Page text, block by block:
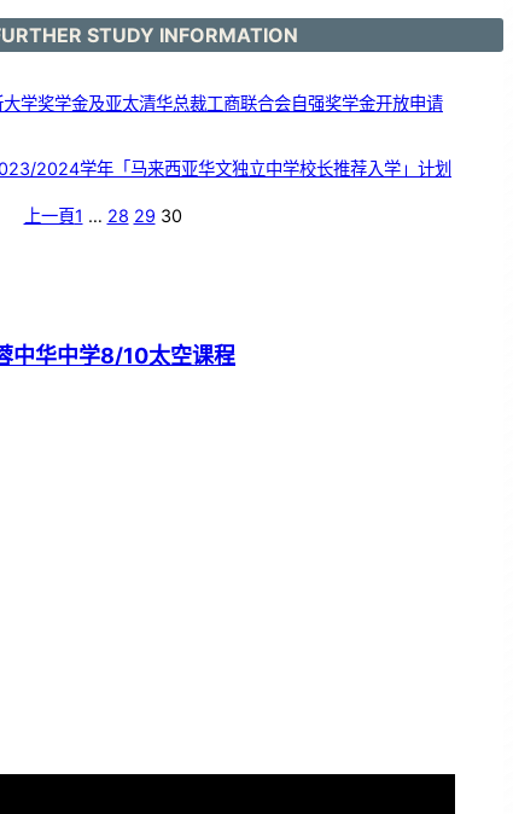
STUDY INFORMATION
大学奖学金及亚太清华总裁工商联合会自强奖学金开放申请
2024学年「马来西亚华文独立中学校长推荐入学」计划
上一頁1 … 28 29 30
中华中学8/10太空课程